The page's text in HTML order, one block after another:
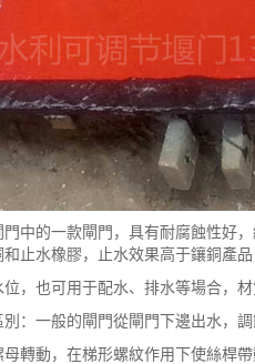
中的一款閘門，具有耐腐蝕性好
止水橡膠，止水效果高于鑲銅產品
也可用于配水、排水等場合，材
一般的閘門從閘門下邊出水，調
動，在梯形螺紋作用下使絲桿帶